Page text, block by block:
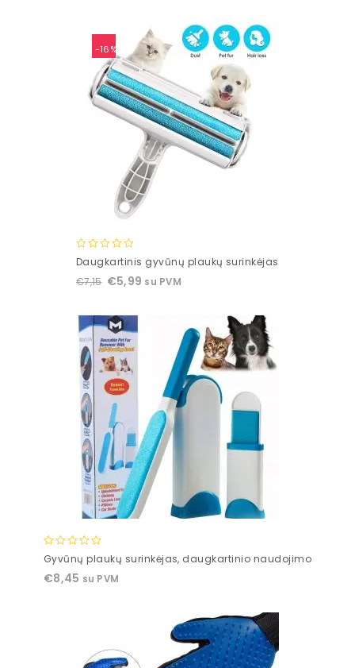
-16%
0
of
Daugkartinis gyvūnų plaukų surinkėjas
€7,15 €5,99 su PVM
0
of
Gyvūnų plaukų surinkėjas, daugkartinio naudojimo
€8,45 su PVM